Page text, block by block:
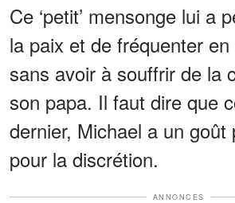
Ce ‘petit’ mensonge lui a
la paix et de fréquenter
sans avoir à souffrir de la
son papa. Il faut dire que
dernier, Michael a un goût
pour la discrétion.
ANNONCES